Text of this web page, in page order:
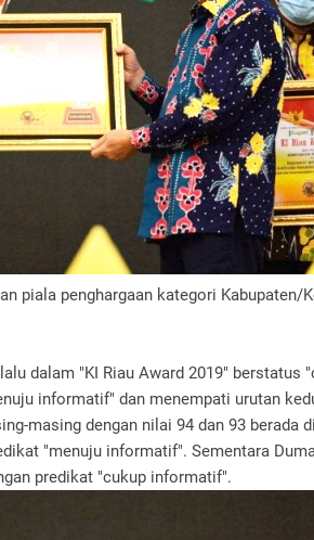
piala penghargaan kategori Kabupaten/
dalam "KI Riau Award 2019" berstatus
informatif" dan menempati urutan
masing dengan nilai 94 dan 93 berada
"menuju informatif". Sementara
predikat "cukup informatif".